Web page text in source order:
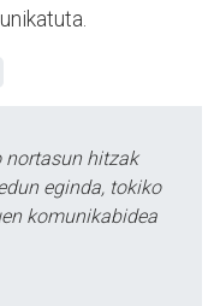
nortasun hitzak
eginda, tokiko
komunikabidea